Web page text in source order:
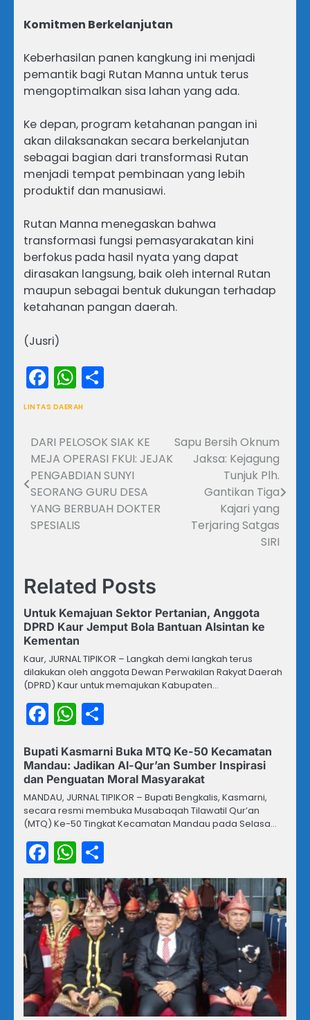
Komitmen Berkelanjutan
Keberhasilan panen kangkung ini menjadi
pemantik bagi Rutan Manna untuk terus
mengoptimalkan sisa lahan yang ada.
Ke depan, program ketahanan pangan ini
akan dilaksanakan secara berkelanjutan
sebagai bagian dari transformasi Rutan
menjadi tempat pembinaan yang lebih
produktif dan manusiawi.
Rutan Manna menegaskan bahwa
transformasi fungsi pemasyarakatan kini
berfokus pada hasil nyata yang dapat
dirasakan langsung, baik oleh internal Rutan
maupun sebagai bentuk dukungan terhadap
ketahanan pangan daerah.
(Jusri)
Facebook
WhatsApp
LINTAS DAERAH
Navigasi
pos
DARI PELOSOK SIAK KE
MEJA OPERASI FKUI: JEJAK
PENGABDIAN SUNYI
SEORANG GURU DESA
YANG BERBUAH DOKTER
SPESIALIS
Sapu Bersih Oknum
Jaksa: Kejagung
Tunjuk Plh.
Gantikan Tiga
Kajari yang
Terjaring Satgas
SIRI
Related Posts
Untuk Kemajuan Sektor Pertanian, Anggota
DPRD Kaur Jemput Bola Bantuan Alsintan ke
Kementan
Kaur, JURNAL TIPIKOR – Langkah demi langkah terus
dilakukan oleh anggota Dewan Perwakilan Rakyat Daerah
(DPRD) Kaur untuk memajukan Kabupaten…
Facebook
WhatsApp
Bupati Kasmarni Buka MTQ Ke-50 Kecamatan
Mandau: Jadikan Al-Qur’an Sumber Inspirasi
dan Penguatan Moral Masyarakat
MANDAU, JURNAL TIPIKOR – Bupati Bengkalis, Kasmarni,
secara resmi membuka Musabaqah Tilawatil Qur’an
(MTQ) Ke-50 Tingkat Kecamatan Mandau pada Selasa…
Facebook
WhatsApp